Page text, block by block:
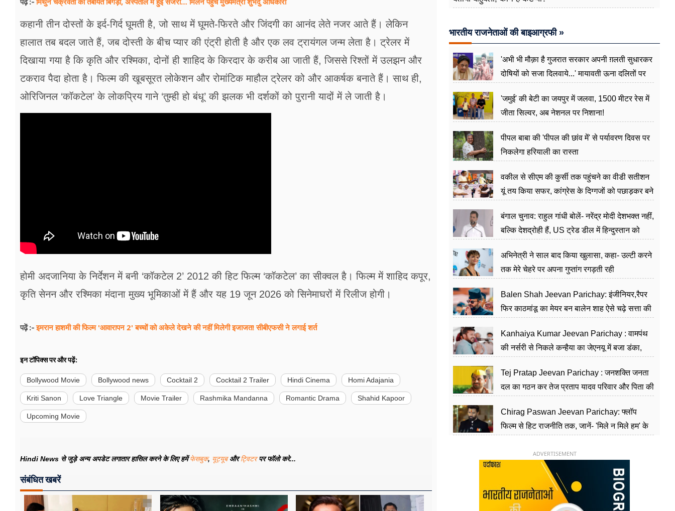
कहानी तीन दोस्तों के इर्द-गिर्द घूमती है, जो साथ में घूमते-फिरते और जिंदगी का आनंद लेते नजर आते हैं। लेकिन
हालात तब बदल जाते हैं, जब दोस्ती के बीच प्यार की एंट्री होती है और एक लव ट्रायंगल जन्म लेता है। ट्रेलर में
दिखाया गया है कि कृति और रश्मिका, दोनों ही शाहिद के किरदार के करीब आ जाती हैं, जिससे रिश्तों में उलझन और
टकराव पैदा होता है। फिल्म की खूबसूरत लोकेशन और रोमांटिक माहौल ट्रेलर को और आकर्षक बनाते हैं। साथ ही,
ओरिजिनल ‘कॉकटेल’ के लोकप्रिय गाने ‘तुम्ही हो बंधू’ की झलक भी दर्शकों को पुरानी यादों में ले जाती है।
होमी अदजानिया के निर्देशन में बनी ‘कॉकटेल 2’ 2012 की हिट फिल्म ‘कॉकटेल’ का सीक्वल है। फिल्म में शाहिद कपूर,
कृति सेनन और रश्मिका मंदाना मुख्य भूमिकाओं में हैं और यह 19 जून 2026 को सिनेमाघरों में रिलीज होगी।
पढ़ें :-इमरान हाशमी की फिल्म 'आवारापन 2' बच्चों को अकेले देखने की नहीं मिलेगी इजाजत! सीबीएफसी ने लगाई शर्त
इन टॉपिक्स पर और पढ़ें:
Bollywood Movie Bollywood news Cocktail 2 Cocktail 2 Trailer Hindi Cinema Homi Adajania
Kriti Sanon Love Triangle Movie Trailer Rashmika Mandanna Romantic Drama Shahid Kapoor
Upcoming Movie
Hindi News से जुड़े अन्य अपडेट लगातार हासिल करने के लिए हमेंफेसबुक, यूट्यूबऔरट्विटरपर फॉलो करे...
संबंधित खबरें
भारतीय राजनेताओं की बाइआग्रफी »
'अभी भी मौक़ा है गुजरात सरकार अपनी ग़लती सुधारकर
दोषियों को सजा दिलवाये...' मायावती ऊना दलितों पर
'जमुई' की बेटी का जयपुर में जलवा, 1500 मीटर रेस में
जीता सिल्वर, अब नेशनल पर निशाना!
पीपल बाबा की 'पीपल की छांव में' से पर्यावरण दिवस पर
निकलेगा हरियाली का रास्ता
वकील से सीएम की कुर्सी तक पहुंचने का वीडी सतीशन
यूं तय किया सफर, कांग्रेस के दिग्गजों को पछाड़कर बने
बंगाल चुनाव: राहुल गांधी बोलें- नरेंद्र मोदी देशभक्त नहीं,
बल्कि देशद्रोही हैं, US ट्रेड डील में हिन्दुस्तान को
अभिनेत्री ने साल बाद किया खुलासा, कहा- उल्टी करने
तक मेरे चेहरे पर अपना गुप्तांग रगड़ती रही
Balen Shah Jeevan Parichay: इंजीनियर,रैपर
फिर काठमांडू का मेयर बन बालेन शाह ऐसे चढ़े सत्ता की
Kanhaiya Kumar Jeevan Parichay : वामपंथ
की नर्सरी से निकले कन्हैया का जेएनयू में बजा डंका,
Tej Pratap Jeevan Parichay : जनशक्ति जनता
दल का गठन कर तेज प्रताप यादव परिवार और पिता की
Chirag Paswan Jeevan Parichay: फ्लॉप
फिल्म से हिट राजनीति तक, जानें- 'मिले न मिले हम' के
ADVERTISEMENT